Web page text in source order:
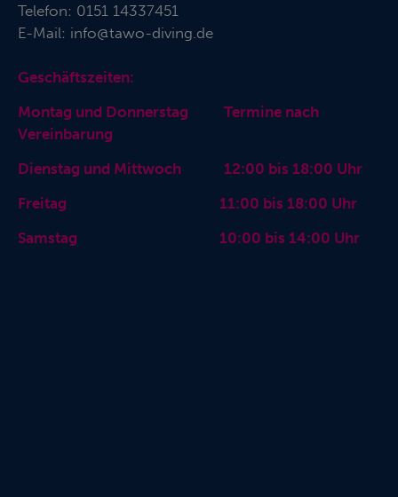
Telefon: 0151 14337451
E-Mail: info@tawo-diving.de
Geschäftszeiten:
Montag und Donnerstag Termine nach
Vereinbarung
Dienstag und Mittwoch 12:00 bis 18:00 Uhr
Freitag 11:00 bis 18:00 Uhr
Samstag 10:00 bis 14:00 Uhr